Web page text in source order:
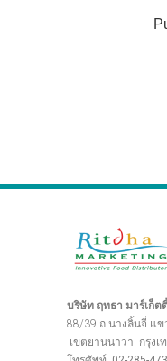
บริษัท ฤทธา มาร์เก็ต
88/39 ถ.นางลิ้นจี่ แข
เขตยานนาวา กรุงเ